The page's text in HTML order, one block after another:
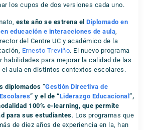
los cupos de dos versiones cada uno.
este año se estrena elDiplomado en
educación e interacciones de aula,
del Centre UC y académico de la
Ernesto Treviño. El nuevo programa
habilidades para mejorar la calidad de las
aula en distintos contextos escolares.
diplomados “Gestión Directiva de
” y el de “Liderazgo Educacional”,
100% e-learning, que permite
para sus estudiantes. Los programas que
de diez años de experiencia en la, han